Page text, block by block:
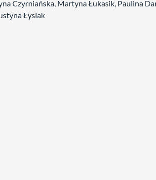
Czyrniańska, Martyna Łukasik, Paulina
Łysiak